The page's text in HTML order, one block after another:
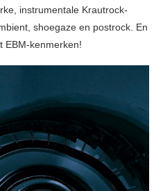
instrumentale Krautrock-
shoegaze en postrock. En
EBM-kenmerken!